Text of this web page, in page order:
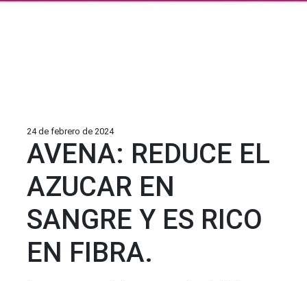
24 de febrero de 2024
AVENA: REDUCE EL
AZUCAR EN
SANGRE Y ES RICO
EN FIBRA.